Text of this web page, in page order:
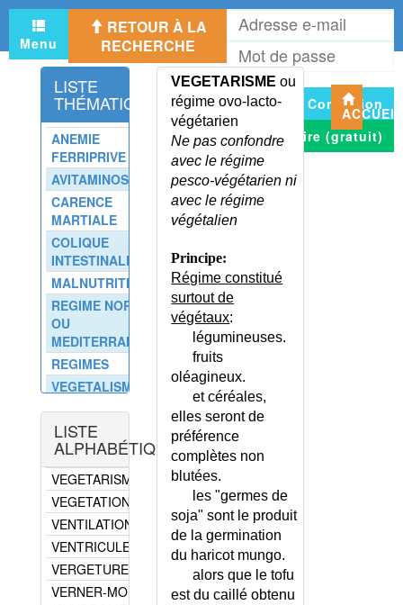
Menu
RETOUR À LA
RECHERCHE
Connexion
S'inscrire (gratuit)
LISTE
THÉMATIQUE
ANEMIE
FERRIPRIVE
AVITAMINOSES
CARENCE
MARTIALE
COLIQUE
INTESTINALE
MALNUTRITION
REGIME NORMAL
OU
MEDITERRANEEN
REGIMES
VEGETALISME
LISTE
ALPHABÉTIQUE
VAGINITE A CHLAMYDIA
VAGINITE A GARDNERELLA
VAGINITE A GONOCOQUE
VAGINITE A MYCOPLASMES
VAGINITE A PYOGENES
VAGINITE A TRICHOMONAS
VAGINITE CARENTIELLE
VAGINITE DE LA PETITE FILLE
VALVULE TRICUSPIDE A
INSERTION BASSE
VALVULOPATHIES
VARICELLE
VARICELLE ET GROSSESSE
VARICES OESOPHAGIENNES
VARICOCELE
VARICOSITES DES MEMBRES
INFERIEURS
VARIOLE
VARIOLE DU SINGE
VASCULARITES SYSTEMIQUES
VEGETALISME
VEGETARISME
VEGETATIONS ADENOIDES
VENTILATION ASSISTEE
VENTRICULE UNIQUE
VERGETURES
VERNER-MORRISON
VEGETARISME ou
régime ovo-lacto-
végétarien
Ne pas confondre
avec le régime
pesco-végétarien ni
avec le régime
végétalien
Principe:
Régime constitué
surtout de
végétaux:
légumineuses.
fruits
oléagineux.
et céréales,
elles seront de
préférence
complètes non
blutées.
les "germes de
soja" sont le produit
de la germination
du haricot mungo.
alors que le tofu
est du caillé obtenu